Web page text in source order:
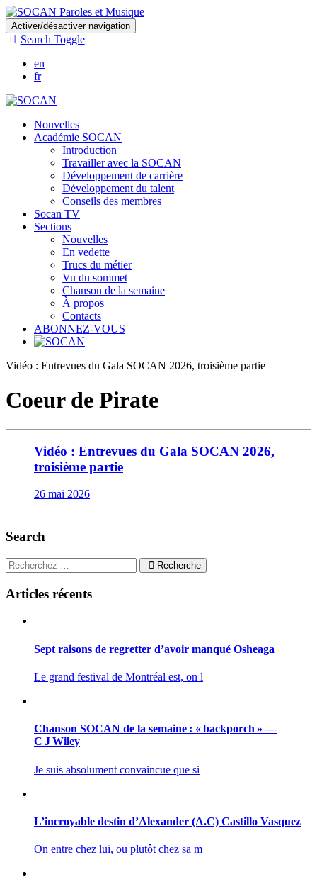
Skip
to
main
content
Activer/désactiver navigation
Search Toggle
en
fr
Nouvelles
Académie SOCAN
Introduction
Travailler avec la SOCAN
Développement de carrière
Développement du talent
Conseils des membres
Socan TV
Sections
Nouvelles
En vedette
Trucs du métier
Vu du sommet
Chanson de la semaine
À propos
Contacts
ABONNEZ-VOUS
Vidéo : Entrevues du Gala SOCAN 2026, troisième partie
Coeur de Pirate
Vidéo : Entrevues du Gala SOCAN 2026,
troisième partie
26 mai 2026
Search
Recherche
Articles récents
Sept raisons de regretter d’avoir manqué Osheaga
Le grand festival de Montréal est, on l
Chanson SOCAN de la semaine : « backporch » —
C J Wiley
Je suis absolument convaincue que si
L’incroyable destin d’Alexander (A.C) Castillo Vasquez
On entre chez lui, ou plutôt chez sa m